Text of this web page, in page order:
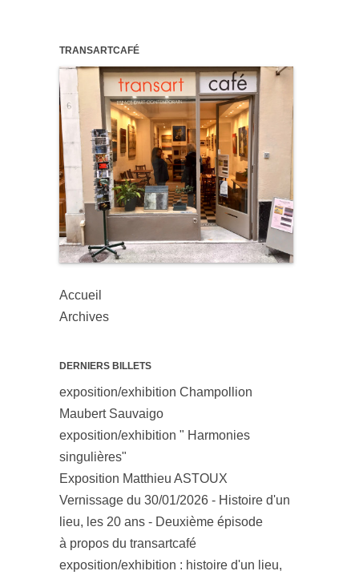
TRANSARTCAFÉ
Accueil
Archives
DERNIERS BILLETS
exposition/exhibition Champollion
Maubert Sauvaigo
exposition/exhibition " Harmonies
singulières"
Exposition Matthieu ASTOUX
Vernissage du 30/01/2026 - Histoire d'un
lieu, les 20 ans - Deuxième épisode
à propos du transartcafé
exposition/exhibition : histoire d'un lieu,